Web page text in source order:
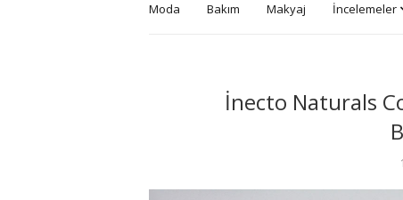
Moda Bakım Makyaj İncelemeler
İnecto Naturals